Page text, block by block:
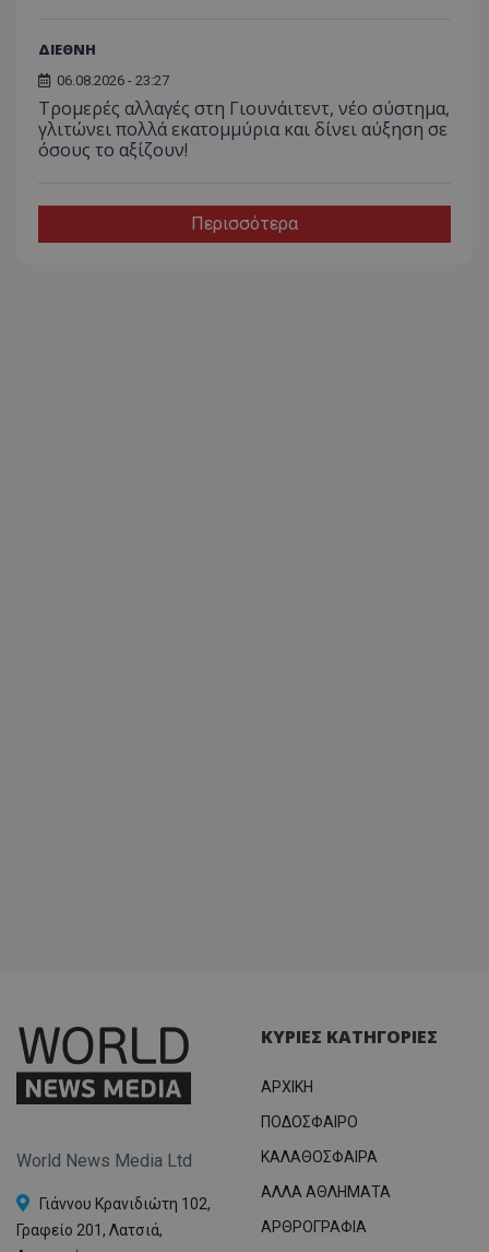
ΔΙΕΘΝΗ
06.08.2026 - 23:27
Τρομερές αλλαγές στη Γιουνάιτεντ, νέο σύστημα,
γλιτώνει πολλά εκατομμύρια και δίνει αύξηση σε
όσους το αξίζουν!
Περισσότερα
World News Media Ltd
Γιάννου Κρανιδιώτη 102,
Γραφείο 201, Λατσιά,
ΚΥΡΙΕΣ ΚΑΤΗΓΟΡΙΕΣ
ΑΡΧΙΚΗ
ΠΟΔΟΣΦΑΙΡΟ
ΚΑΛΑΘΟΣΦΑΙΡΑ
ΑΛΛΑ ΑΘΛΗΜΑΤΑ
ΑΡΘΡΟΓΡΑΦΙΑ